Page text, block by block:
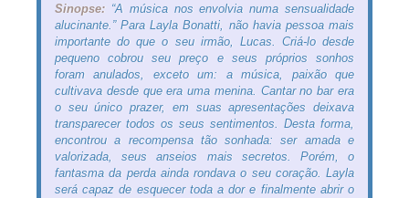
Sinopse: “A música nos envolvia numa sensualidade
alucinante.” Para Layla Bonatti, não havia pessoa mais
importante do que o seu irmão, Lucas. Criá-lo desde
pequeno cobrou seu preço e seus próprios sonhos
foram anulados, exceto um: a música, paixão que
cultivava desde que era uma menina. Cantar no bar era
o seu único prazer, em suas apresentações deixava
transparecer todos os seus sentimentos. Desta forma,
encontrou a recompensa tão sonhada: ser amada e
valorizada, seus anseios mais secretos. Porém, o
fantasma da perda ainda rondava o seu coração. Layla
será capaz de esquecer toda a dor e finalmente abrir o